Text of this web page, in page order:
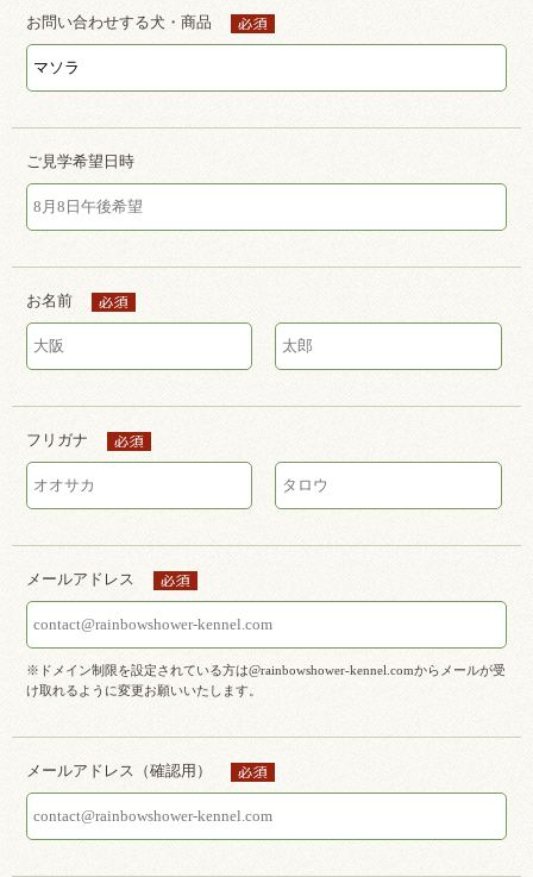
お問い合わせする犬・商品
ご見学希望日時
お名前
フリガナ
メールアドレス
※ドメイン制限を設定されている方は@rainbowshower-kennel.comからメールが受
け取れるように変更お願いいたします。
メールアドレス（確認用）